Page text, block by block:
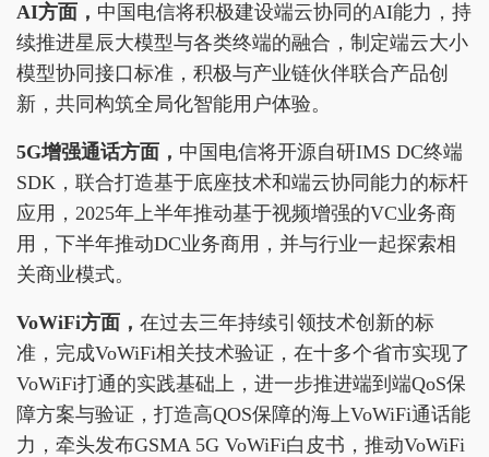
AI方面， 中国电信将积极建设端云协同的AI能力，持
续推进星辰大模型与各类终端的融合，制定端云大小
模型协同接口标准，积极与产业链伙伴联合产品创
新，共同构筑全局化智能用户体验。
5G增强通话方面， 中国电信将开源自研IMS DC终端
SDK，联合打造基于底座技术和端云协同能力的标杆
应用，2025年上半年推动基于视频增强的VC业务商
用，下半年推动DC业务商用，并与行业一起探索相
关商业模式。
VoWiFi方面， 在过去三年持续引领技术创新的标
准，完成VoWiFi相关技术验证，在十多个省市实现了
VoWiFi打通的实践基础上，进一步推进端到端QoS保
障方案与验证，打造高QOS保障的海上VoWiFi通话能
力，牵头发布GSMA 5G VoWiFi白皮书，推动VoWiFi